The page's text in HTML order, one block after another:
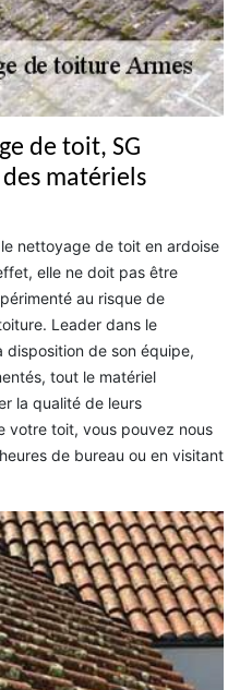
de toit, SG
matériels
nettoyage de toit en ardoise
elle ne doit pas être
au risque de
Leader dans le
disposition de son équipe,
tout le matériel
la qualité de leurs
votre toit, vous pouvez nous
de bureau ou en visitant